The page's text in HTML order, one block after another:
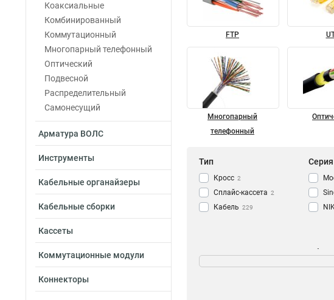
Коаксиальные
Комбинированный
Коммутационный
Многопарный телефонный
Оптический
Подвесной
Распределительный
Самонесущий
Арматура ВОЛС
Инструменты
Кабельные органайзеры
Кабельные сборки
Кассеты
Коммутационные модули
Коннекторы
FTP
Многопарный
телефонный
Тип
Кросс 2
Сплайс-кассета 2
Кабель 229
Серия
2км 12